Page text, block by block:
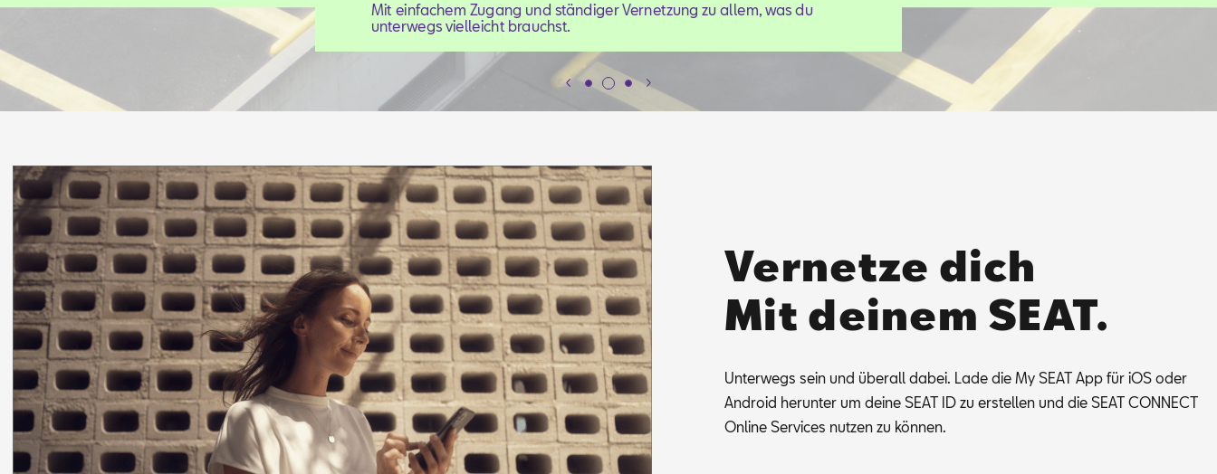
Mit einfachem Zugang und ständiger Vernetzung zu allem, was du
unterwegs vielleicht brauchst.
Vernetze dich
Mit deinem SEAT.
Un­ter­wegs sein und über­all da­bei. Lade die My SEAT App für iOS oder
An­dro­id her­un­ter um dei­ne SEAT ID zu er­stel­len und die SEAT CON­NECT
On­line Ser­vices nut­zen zu kön­nen.